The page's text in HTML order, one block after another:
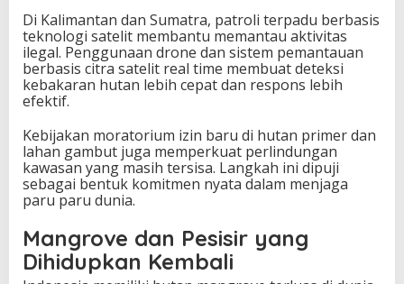
a
r
a
Di Kalimantan dan Sumatra, patroli terpadu berbasis
teknologi satelit membantu memantau aktivitas
ilegal. Penggunaan drone dan sistem pemantauan
berbasis citra satelit real time membuat deteksi
kebakaran hutan lebih cepat dan respons lebih
efektif.
Kebijakan moratorium izin baru di hutan primer dan
lahan gambut juga memperkuat perlindungan
kawasan yang masih tersisa. Langkah ini dipuji
sebagai bentuk komitmen nyata dalam menjaga
paru paru dunia.
Mangrove dan Pesisir yang
Dihidupkan Kembali